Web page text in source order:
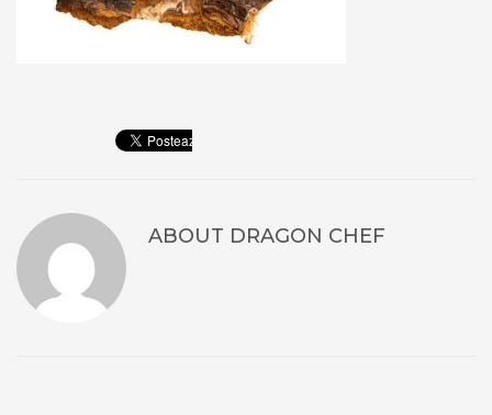
ABOUT DRAGON CHEF